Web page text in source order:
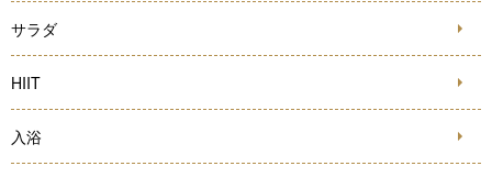
サラダ
HIIT
入浴